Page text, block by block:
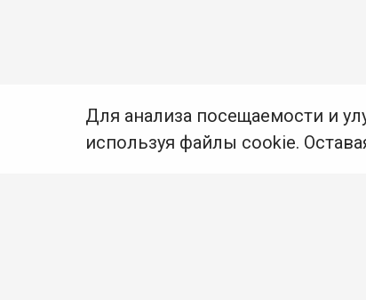
Для анализа посещаемости и
используя файлы cookie.